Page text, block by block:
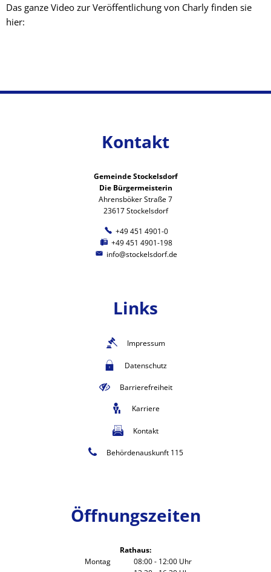
Das ganze Video zur Veröffentlichung von Charly finden sie
hier:
Kontakt
Gemeinde Stockelsdorf
Die Bürgermeisterin
Ahrensböker Straße 7
23617 Stockelsdorf
+49 451 4901-0
+49 451 4901-198
info@stockelsdorf.de
Links
Impressum
Datenschutz
Barrierefreiheit
Karriere
Kontakt
Behördenauskunft 115
Öffnungszeiten
Rathaus:
Montag
08:00- 12:00 Uhr